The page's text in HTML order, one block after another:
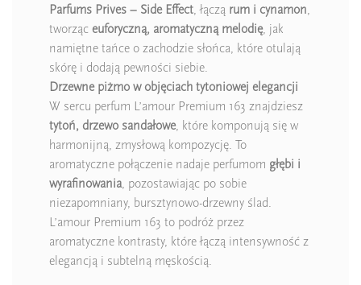
Parfums Prives – Side Effect, łączą rum i cynamon,
tworząc euforyczną, aromatyczną melodię, jak
namiętne tańce o zachodzie słońca, które otulają
skórę i dodają pewności siebie.
Drzewne piżmo w objęciach tytoniowej elegancji
W sercu perfum L’amour Premium 163 znajdziesz
tytoń, drzewo sandałowe, które komponują się w
harmonijną, zmysłową kompozycję. To
aromatyczne połączenie nadaje perfumom głębi i
wyrafinowania, pozostawiając po sobie
niezapomniany, bursztynowo-drzewny ślad.
L’amour Premium 163 to podróż przez
aromatyczne kontrasty, które łączą intensywność z
elegancją i subtelną męskością.